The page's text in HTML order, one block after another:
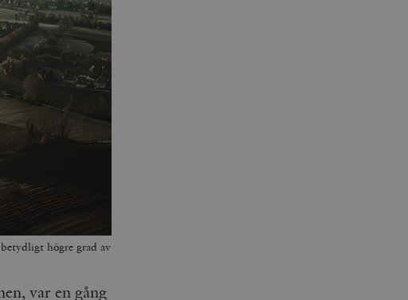
högre grad av
var en gång